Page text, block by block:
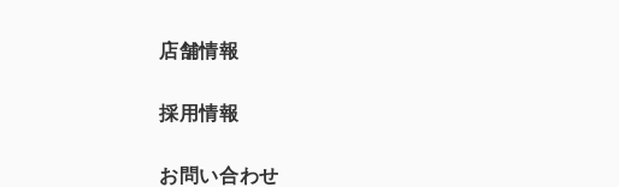
店舗情報
採用情報
お問い合わせ